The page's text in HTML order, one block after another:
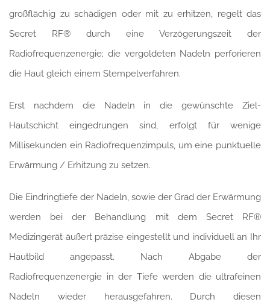
großflächig zu schädigen oder mit zu erhitzen, regelt das
Secret RF® durch eine Verzögerungszeit der
Radiofrequenzenergie; die vergoldeten Nadeln perforieren
die Haut gleich einem Stempelverfahren.
Erst nachdem die Nadeln in die gewünschte Ziel-
Hautschicht eingedrungen sind, erfolgt für wenige
Millisekunden ein Radiofrequenzimpuls, um eine punktuelle
Erwärmung / Erhitzung zu setzen.
Die Eindringtiefe der Nadeln, sowie der Grad der Erwärmung
werden bei der Behandlung mit dem Secret RF®
Medizingerät äußert präzise eingestellt und individuell an Ihr
Hautbild angepasst. Nach Abgabe der
Radiofrequenzenergie in der Tiefe werden die ultrafeinen
Nadeln wieder herausgefahren. Durch diesen